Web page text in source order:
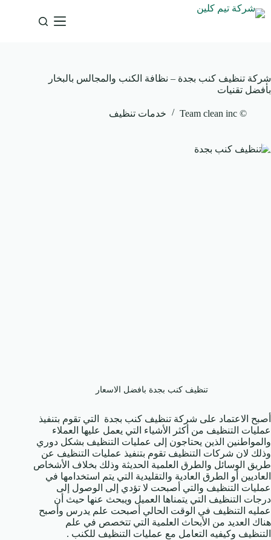
التجاوز
إلى
شركة تنظيف كنب بجدة – نظافة الكنب والمجالس بالبخار
بأفضل تقنيات
© Team clean inc خدمات تنظيف
تنظيف كنب بجدة بافضل الاسعار
أصبح الاعتماد على شركة تنظيف كنب بجدة التي تقوم بتنفيذ
عمليات التنظيف من أكثر الأشياء التي يعمل عليها العملاء
والمواطنين الذين يحتاجون إلى عمليات التنظيف بشكل دوري
وذلك لان شركات التنظيف تقوم بتنفيذ عمليات التنظيف عن
طريق الوسائل والطرق العلمية الحديثة وذلك بخلاف الأشخاص
العاديين أو الطرق العادية والتقليدية التي يتم استخدامها في
عمليات التنظيف والتي أصبحت لا تؤدي إلى الوصول إلى
درجات التنظيف التي يتمناها العميل ويبحث عنها حيث أن
عمليه التنظيف في الوقت الحالي أصبحت علم يدرس وأصبح
هناك العديد من الأبحاث العلمية التي تتخصص في علم
التنظيف وكيفيه التعامل مع عمليات التنظيف للكنب .